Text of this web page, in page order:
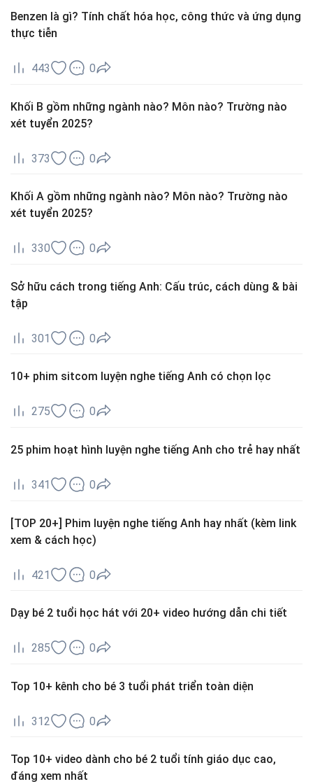
Benzen là gì? Tính chất hóa học, công thức và ứng dụng
thực tiễn
443 0
Khối B gồm những ngành nào? Môn nào? Trường nào
xét tuyển 2025?
373 0
Khối A gồm những ngành nào? Môn nào? Trường nào
xét tuyển 2025?
330 0
Sở hữu cách trong tiếng Anh: Cấu trúc, cách dùng & bài
tập
301 0
10+ phim sitcom luyện nghe tiếng Anh có chọn lọc
275 0
25 phim hoạt hình luyện nghe tiếng Anh cho trẻ hay nhất
341 0
[TOP 20+] Phim luyện nghe tiếng Anh hay nhất (kèm link
xem & cách học)
421 0
Dạy bé 2 tuổi học hát với 20+ video hướng dẫn chi tiết
285 0
Top 10+ kênh cho bé 3 tuổi phát triển toàn diện
312 0
Top 10+ video dành cho bé 2 tuổi tính giáo dục cao,
đáng xem nhất